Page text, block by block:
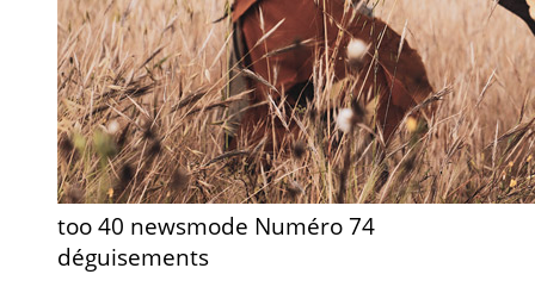
too 40 newsmode Numéro 74
déguisements